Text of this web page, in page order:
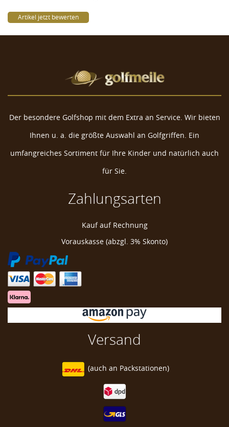
Artikel jetzt bewerten
Der besondere Golfshop mit dem Extra an Service. Wir bieten
Ihnen u. a. die größte Auswahl an Golfgriffen. Ein
umfangreiches Sortiment für Ihre Kinder und natürlich auch
für Sie.
Golf Ball Marker
Marke zum Markieren Golfball
Zahlungsarten
Kauf auf Rechnung
Vorauskasse (abzgl. 3% Skonto)
Versand
(auch an Packstationen)